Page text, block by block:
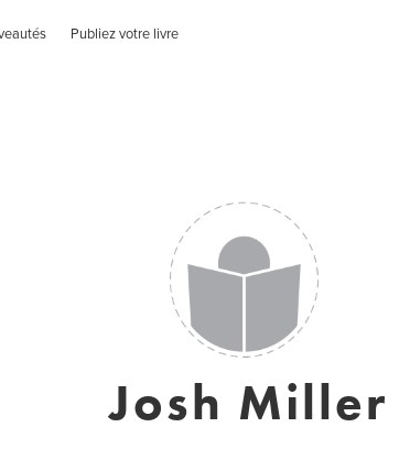
Publiez votre livre
Josh Miller